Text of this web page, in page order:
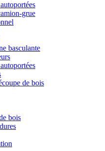
grue
basculante
de bois
bois